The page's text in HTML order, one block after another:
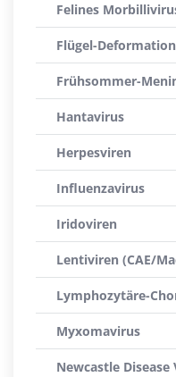
Felines
Flügel-
Frühsommer-
Hantavirus
Herpesviren
Influenzavirus
Iridoviren
Lentiviren (CAE/
Lymphozytäre-
Myxomavirus
Newcastle Disease